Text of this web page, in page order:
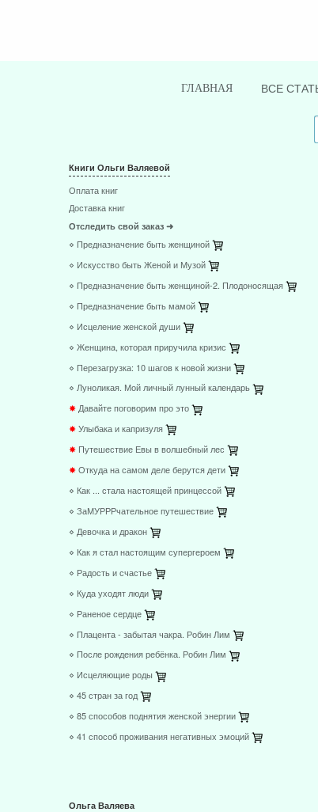
Оплата книг
Доставка книг
Отследить свой заказ ➜
⋄ Предназначение быть женщиной
⋄ Искусство быть Женой и Музой
⋄ Предназначение быть женщиной-2. Плодоносящая
⋄ Предназначение быть мамой
⋄ Исцеление женской души
⋄ Женщина, которая приручила кризис
⋄ Перезагрузка: 10 шагов к новой жизни
⋄ Луноликая. Мой личный лунный календарь
Давайте поговорим про это
Улыбака и капризуля
Путешествие Евы в волшебный лес
Откуда на самом деле берутся дети
⋄ Как ... стала настоящей принцессой
⋄ ЗаМУРРРчательное путешествие
⋄ Девочка и дракон
⋄ Как я стал настоящим супергероем
⋄ Радость и счастье
⋄ Куда уходят люди
⋄ Раненое сердце
⋄ Плацента - забытая чакра. Робин Лим
⋄ После рождения ребёнка. Робин Лим
⋄ Исцеляющие роды
⋄ 45 стран за год
⋄ 85 способов поднятия женской энергии
⋄ 41 способ проживания негативных эмоций